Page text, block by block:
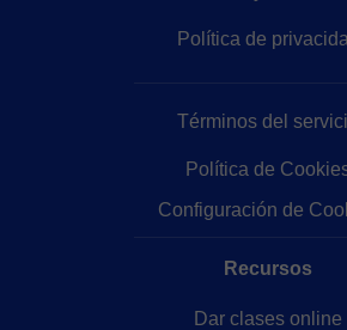
Política de
Términos del
Política de
Configuración de
Recursos
Dar clases online